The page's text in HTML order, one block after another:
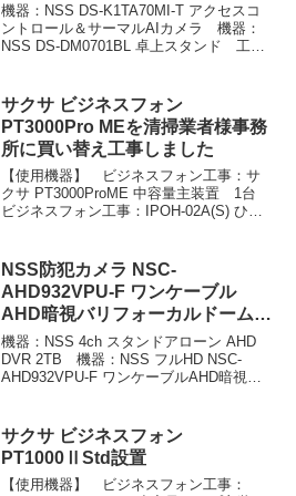
機器：NSS DS-K1TA70MI-T アクセスコ
ントロール＆サーマルAIカメラ 機器：
NSS DS-DM0701BL 卓上スタンド 工
ハンディーサーマルカメラ設置...
サクサ ビジネスフォン
PT3000Pro MEを清掃業者様事務
所に買い替え工事しました
【使用機器】 ビジネスフォン工事：サ
クサ PT3000ProME 中容量主装置 1台
ビジネスフォン工事：IPOH-02A(S) ひか
ケージ 1枚 ...
NSS防犯カメラ NSC-
AHD932VPU-F ワンケーブル
AHD暗視バリフォーカルドーム型
カメラ
機器：NSS 4ch スタンドアローン AHD
DVR 2TB 機器：NSS フルHD NSC-
AHD932VPU-F ワンケーブルAHD暗視バ
4ch 機器：LG ...
サクサ ビジネスフォン
PT1000ⅡStd設置
【使用機器】 ビジネスフォン工事：